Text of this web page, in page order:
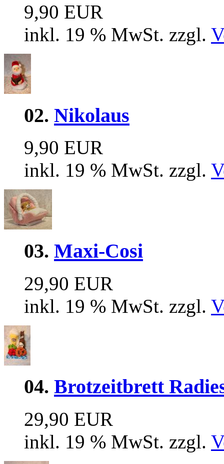
9,90 EUR
inkl. 19 % MwSt. zzgl.
02. Nikolaus
9,90 EUR
inkl. 19 % MwSt. zzgl.
03. Maxi-Cosi
29,90 EUR
inkl. 19 % MwSt. zzgl.
04. Brotzeitbrett
29,90 EUR
inkl. 19 % MwSt. zzgl.